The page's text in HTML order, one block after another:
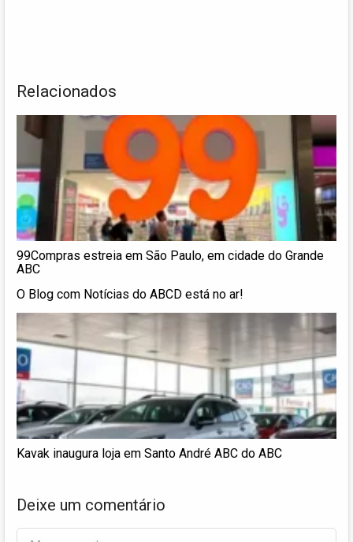
Relacionados
99Compras estreia em São Paulo, em cidade do Grande
ABC
O Blog com Notícias do ABCD está no ar!
Kavak inaugura loja em Santo André ABC do ABC
Deixe um comentário